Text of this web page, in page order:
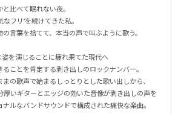
比べて眠れない夜。
フリ"を続けてきた私。
言葉を捨てて、本当の声で叫ぶように歌う。
姿を演じることに疲れ果てた現代へ
ことを肯定する剥き出しのロックナンバー。
の歌声で始まるしっとりとした歌い出しから、
厚いギターとエッジの効いた音像が剥き出しの声を
ルなバンドサウンドで構成された痛快な楽曲。